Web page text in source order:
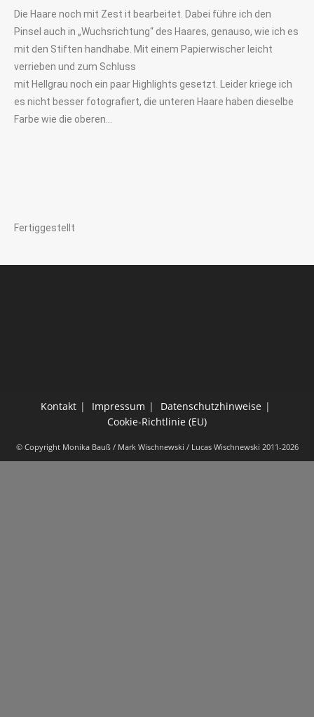
Die Haare noch mit Zest it bearbeitet. Dabei führe ich den
Pinsel auch in „Wuchsrichtung“ des Haares, genauso, wie ich es
mit den Stiften handhabe. Mit einem Papierwischer leicht
verrieben und zum Schluss
mit Hellgrau noch ein paar Highlights gesetzt. Leider kriege ich
es nicht besser fotografiert, die unteren Haare haben dieselbe
Farbe wie die oberen…
Fertiggestellt
Kontakt Impressum
Datenschutzhinweise
Cookie-Richtlinie (EU)
© Copyright Monika Bauß / Mark Wischnewski / Lucas Wischnewski 2011-2026